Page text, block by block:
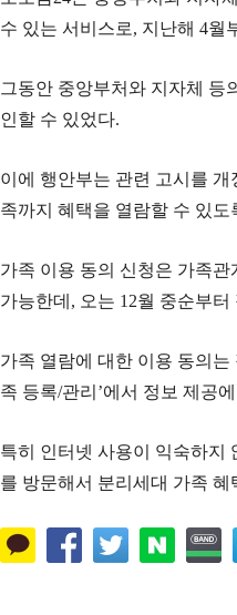
수 있는 서비스로, 지난해 4월
그동안 중앙부처와 지자체 등
인할 수 있었다.
이에 행안부는 관련 고시를
족까지 혜택을 열람할 수 있도
가족 이용 동의 신청은 가족
가능한데, 오는 12월 중순부터
가족 열람에 대한 이용 동의는
족 등록/관리’에서 정보 제공
특히 인터넷 사용이 익숙하지
를 방문해서 분리세대 가족